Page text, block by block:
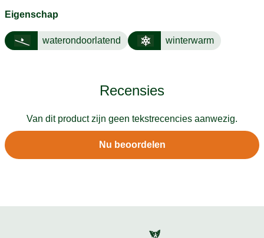
Eigenschap
waterondoorlatend winterwarm
Recensies
Van dit product zijn geen tekstrecencies aanwezig.
Nu beoordelen